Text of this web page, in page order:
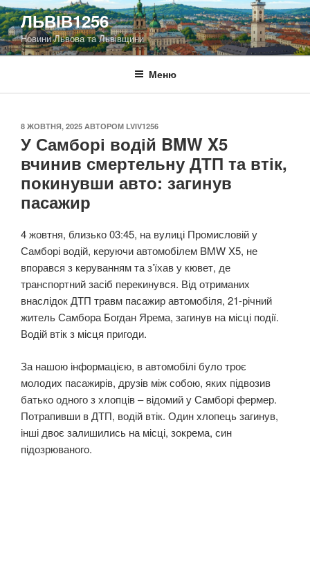
Перейти
до
вмісту
ЛЬВІВ1256
Новини Львова та Львівщини
Меню
ОПУБЛІКОВАНО
8 ЖОВТНЯ, 2025 АВТОРОМ LVIV1256
У Самборі водій BMW X5
вчинив смертельну ДТП та втік,
покинувши авто: загинув
пасажир
4 жовтня, близько 03:45, на вулиці Промисловій у
Самборі водій, керуючи автомобілем BMW X5, не
впорався з керуванням та з’їхав у кювет, де
транспортний засіб перекинувся. Від отриманих
внаслідок ДТП травм пасажир автомобіля, 21-річний
житель Самбора Богдан Ярема, загинув на місці події.
Водій втік з місця пригоди.
За нашою інформацією, в автомобілі було троє
молодих пасажирів, друзів між собою, яких підвозив
батько одного з хлопців – відомий у Самборі фермер.
Потрапивши в ДТП, водій втік. Один хлопець загинув,
інші двоє залишились на місці, зокрема, син
підозрюваного.